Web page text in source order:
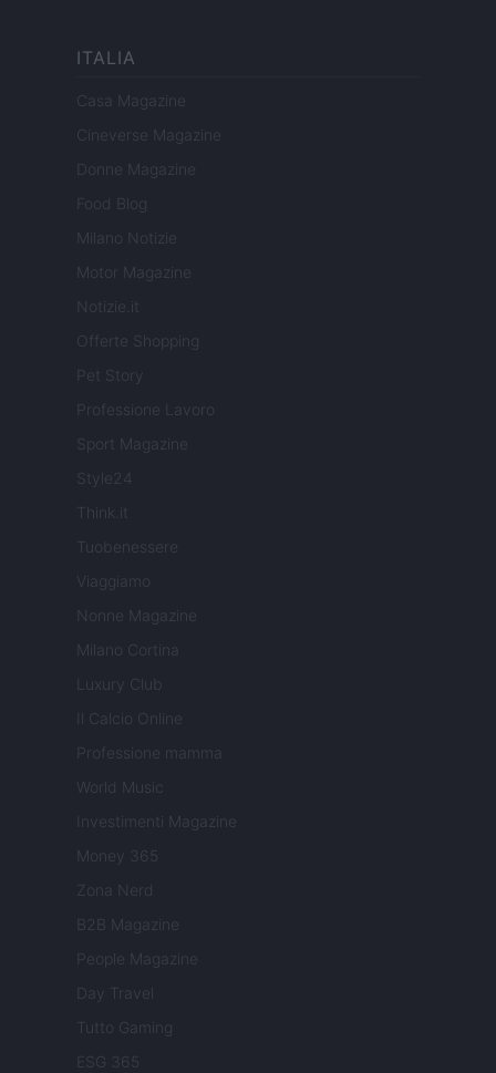
ITALIA
Casa Magazine
Cineverse Magazine
Donne Magazine
Food Blog
Milano Notizie
Motor Magazine
Notizie.it
Offerte Shopping
Pet Story
Professione Lavoro
Sport Magazine
Style24
Think.it
Tuobenessere
Viaggiamo
Nonne Magazine
Milano Cortina
Luxury Club
Il Calcio Online
Professione mamma
World Music
Investimenti Magazine
Money 365
Zona Nerd
B2B Magazine
People Magazine
Day Travel
Tutto Gaming
ESG 365